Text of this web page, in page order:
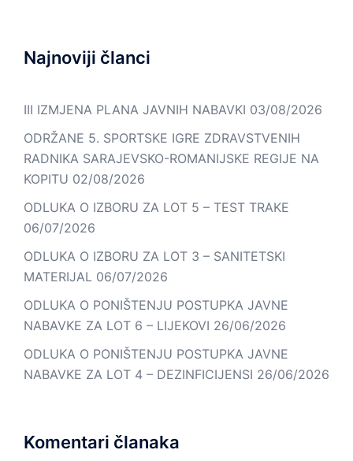
Najnoviji članci
III IZMJENA PLANA JAVNIH NABAVKI 03/08/2026
ODRŽANE 5. SPORTSKE IGRE ZDRAVSTVENIH
RADNIKA SARAJEVSKO-ROMANIJSKE REGIJE NA
KOPITU 02/08/2026
ODLUKA O IZBORU ZA LOT 5 – TEST TRAKE
06/07/2026
ODLUKA O IZBORU ZA LOT 3 – SANITETSKI
MATERIJAL 06/07/2026
ODLUKA O PONIŠTENJU POSTUPKA JAVNE
NABAVKE ZA LOT 6 – LIJEKOVI 26/06/2026
ODLUKA O PONIŠTENJU POSTUPKA JAVNE
NABAVKE ZA LOT 4 – DEZINFICIJENSI 26/06/2026
Komentari članaka